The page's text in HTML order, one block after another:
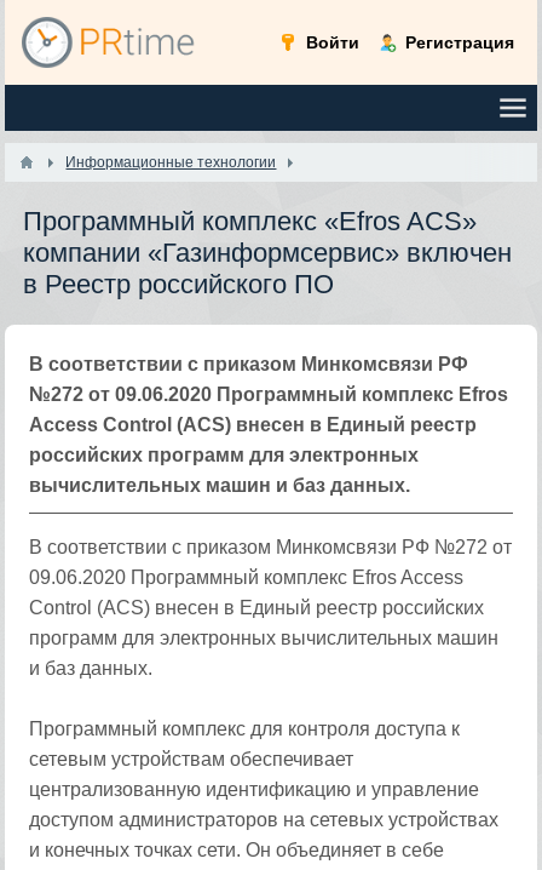
Войти Регистрация
Информационные технологии
Программный комплекс «Efros ACS»
компании «Газинформсервис» включен
в Реестр российского ПО
В соответствии с приказом Минкомсвязи РФ
№272 от 09.06.2020 Программный комплекс Efros
Access Control (ACS) внесен в Единый реестр
российских программ для электронных
вычислительных машин и баз данных.
В соответствии с приказом Минкомсвязи РФ №272 от
09.06.2020 Программный комплекс Efros Access
Control (ACS) внесен в Единый реестр российских
программ для электронных вычислительных машин
и баз данных.
Программный комплекс для контроля доступа к
сетевым устройствам обеспечивает
централизованную идентификацию и управление
доступом администраторов на сетевых устройствах
и конечных точках сети. Он объединяет в себе